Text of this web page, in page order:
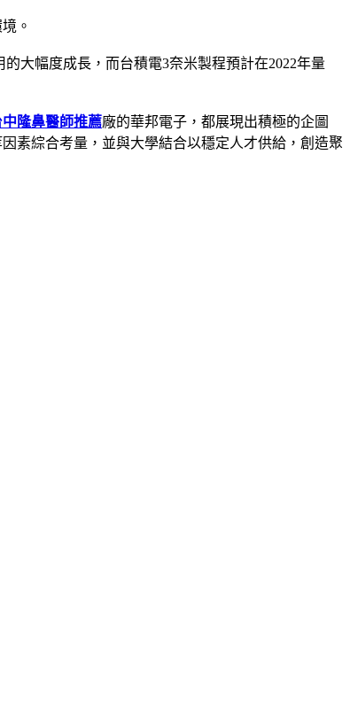
。
大幅度成長，而台積電3奈米製程預計在2022年量
中隆鼻醫師推薦廠的華邦電子，都展現出積極的企圖
素綜合考量，並與大學結合以穩定人才供給，創造聚